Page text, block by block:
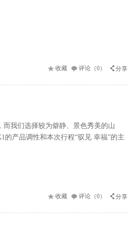
收藏 评论（0） 分享
我们选择较为僻静、景色秀美的山
的产品调性和本次行程“驭见 幸福”的主
收藏 评论（0） 分享